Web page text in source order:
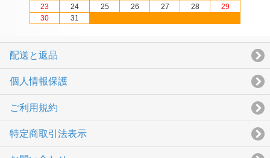
23
24 25 26 27 28
29
30
31
配送と返品
個人情報保護
ご利用規約
特定商取引法表示